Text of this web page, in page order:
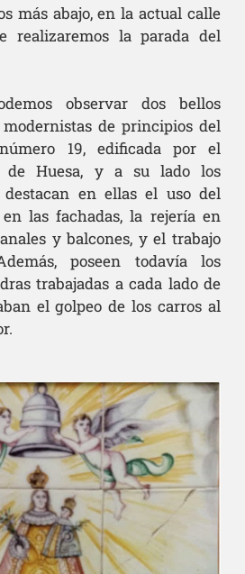
más abajo, en la actual calle
realizaremos la parada del
observar dos bellos
modernistas de principios del
19, edificada por el
de Huesa, y a su lado los
en ellas el uso del
las fachadas, la rejería en
y balcones, y el trabajo
poseen todavía los
trabajadas a cada lado de
el golpeo de los carros al